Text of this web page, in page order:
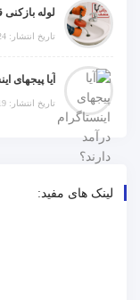
تاریخ انتشار: 24 آذر 1404
تاریخ انتشار: 19 آذر 1404
لینک های مفید: